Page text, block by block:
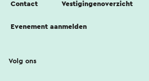
Contact Vestigingenoverzicht
Evenement aanmelden
Volg ons